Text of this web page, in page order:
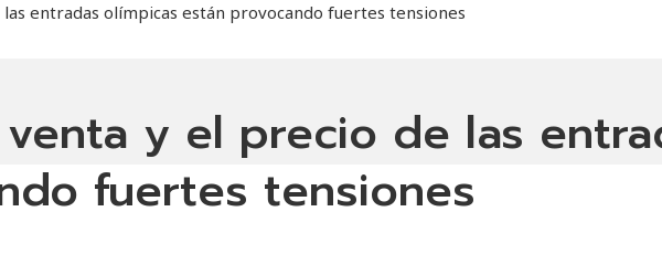
entradas olímpicas están provocando fuertes tensiones
y el precio de las
fuertes tensiones